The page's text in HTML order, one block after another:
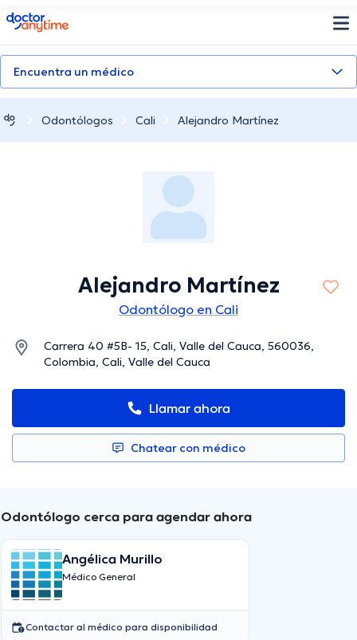
doctoranytime
Encuentra un médico
Odontólogos Cali Alejandro Martínez
Alejandro Martínez
Odontólogo en Cali
Carrera 40 #5B- 15, Cali, Valle del Cauca, 560036,
Colombia, Cali, Valle del Cauca
Llamar ahora
Chatear con médico
Odontólogo cerca para agendar ahora
Angélica Murillo
Médico General
Contactar al médico para disponibilidad